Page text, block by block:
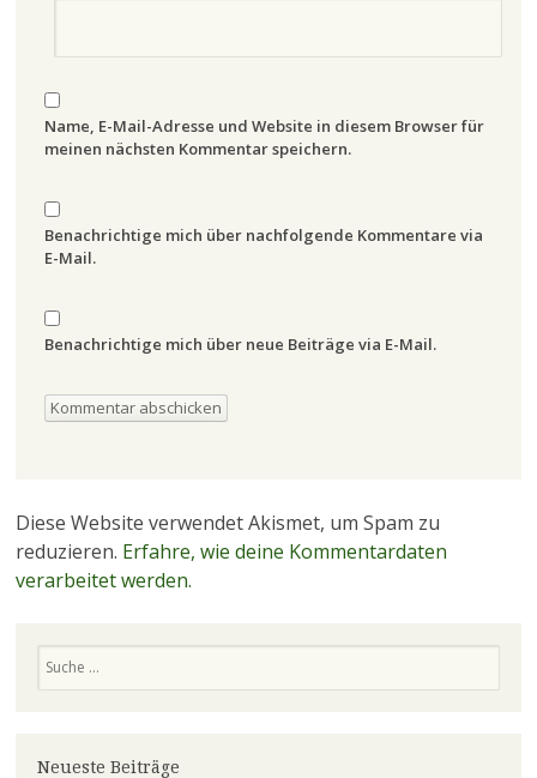
Name, E-Mail-Adresse und Website in diesem Browser für
meinen nächsten Kommentar speichern.
Benachrichtige mich über nachfolgende Kommentare via
E-Mail.
Benachrichtige mich über neue Beiträge via E-Mail.
Diese Website verwendet Akismet, um Spam zu
reduzieren. Erfahre, wie deine Kommentardaten
verarbeitet werden.
Neueste Beiträge